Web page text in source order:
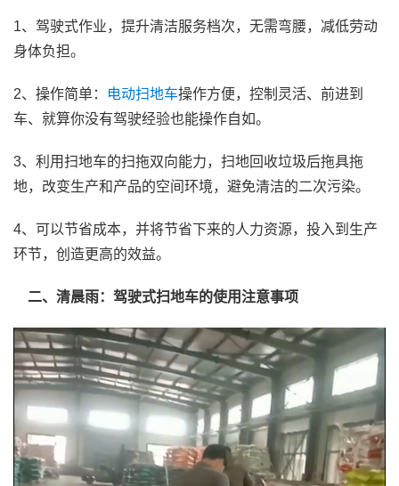
1、驾驶式作业，提升清洁服务档次，无需弯腰，减低劳动
身体负担。
2、操作简单： 电动扫地车操作方便，控制灵活、前进到
车、就算你没有驾驶经验也能操作自如。
3、利用扫地车的扫拖双向能力，扫地回收垃圾后拖具拖
地，改变生产和产品的空间环境，避免清洁的二次污染。
4、可以节省成本，并将节省下来的人力资源，投入到生产
环节，创造更高的效益。
二、清晨雨：驾驶式扫地车的使用注意事项